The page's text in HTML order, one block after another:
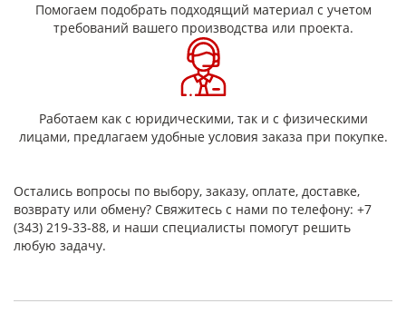
Помогаем подобрать подходящий материал с учетом
требований вашего производства или проекта.
Работаем как с юридическими, так и с физическими
лицами, предлагаем удобные условия заказа при покупке.
Остались вопросы по выбору, заказу, оплате, доставке,
возврату или обмену? Свяжитесь с нами по телефону: +7
(343) 219-33-88, и наши специалисты помогут решить
любую задачу.